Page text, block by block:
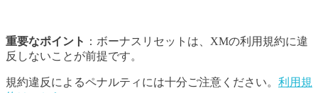
重要なポイント ：ボーナスリセットは、XMの利用規約に違
反しないことが前提です。
規約違反によるペナルティには十分ご注意ください。 利用規